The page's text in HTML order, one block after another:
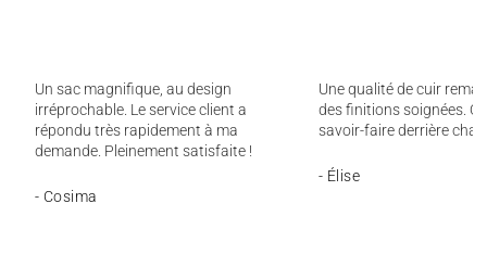
Un sac magnifique, au design
irréprochable. Le service client a
répondu très rapidement à ma
demande. Pleinement satisfaite !
- Cosima
Une qualité de cuir
des finitions soignées.
savoir-faire derrière
- Élise